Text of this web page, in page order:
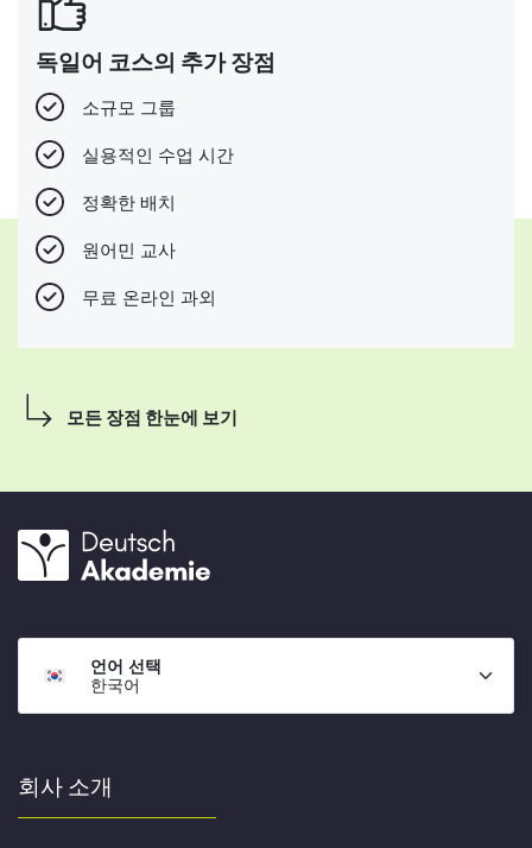
독일어 코스의 추가 장점
소규모 그룹
실용적인 수업 시간
정확한 배치
원어민 교사
무료 온라인 과외
모든 장점 한눈에 보기
언어 선택
한국어
회사 소개